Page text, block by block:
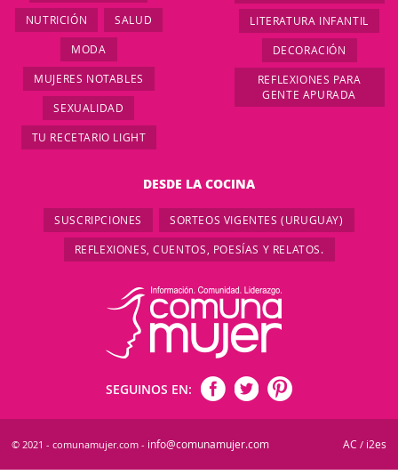
NUTRICIÓN SALUD
MODA
MUJERES NOTABLES
SEXUALIDAD
TU RECETARIO LIGHT
LITERATURA INFANTIL
DECORACIÓN
REFLEXIONES PARA
GENTE APURADA
DESDE LA COCINA
SUSCRIPCIONES SORTEOS VIGENTES (URUGUAY)
REFLEXIONES, CUENTOS, POESÍAS Y RELATOS.
SEGUINOS EN:
© 2021 - comunamujer.com - info@comunamujer.com AC / i2es